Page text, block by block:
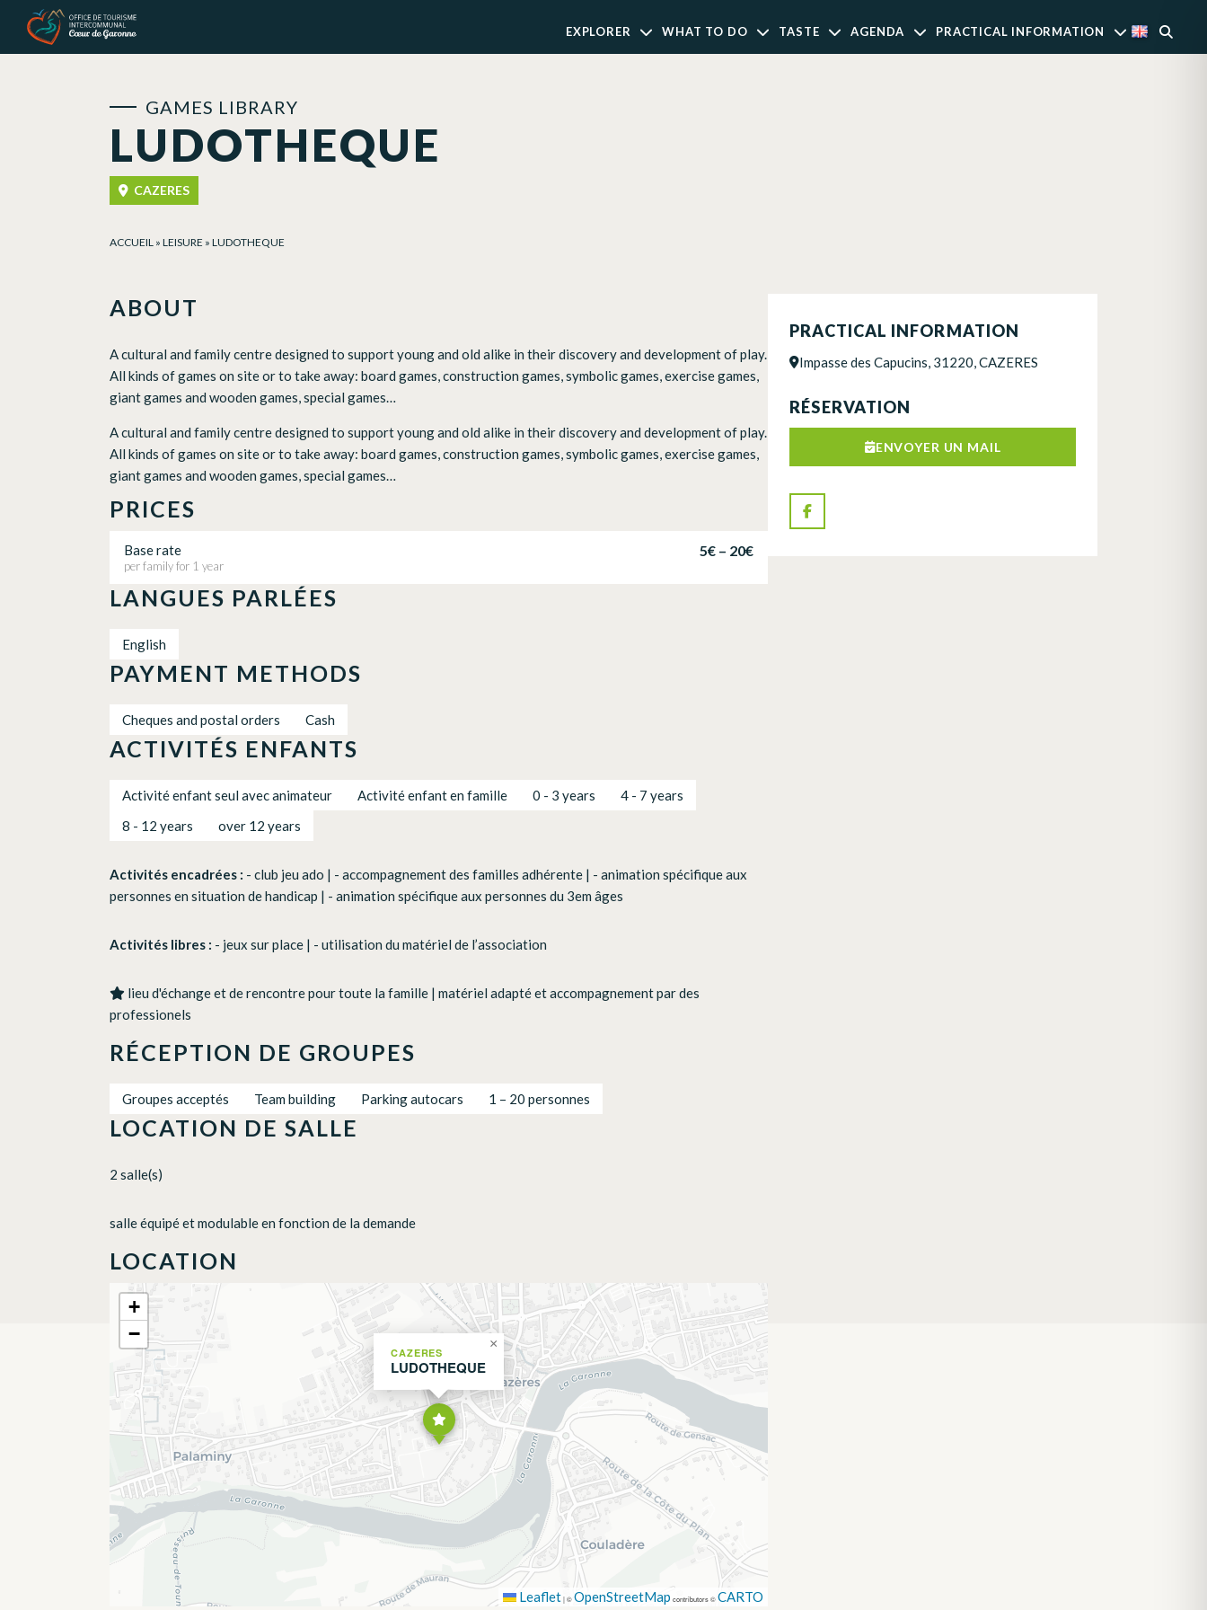
EXPLORER WHAT TO DO TASTE AGENDA PRACTICAL INFORMATION
LUDOTHEQUE
GAMES LIBRARY
CAZERES
ACCUEIL » LEISURE » LUDOTHEQUE
ABOUT
A cultural and family centre designed to support young and old alike in their discovery and development of play.
All kinds of games on site or to take away: board games, construction games, symbolic games, exercise games,
giant games and wooden games, special games…
A cultural and family centre designed to support young and old alike in their discovery and development of play.
All kinds of games on site or to take away: board games, construction games, symbolic games, exercise games,
giant games and wooden games, special games…
PRICES
Base rate 5€ – 20€
per family for 1 year
LANGUES PARLÉES
English
PAYMENT METHODS
Cheques and postal orders Cash
ACTIVITÉS ENFANTS
Activité enfant seul avec animateur Activité enfant en famille 0 - 3 years
4 - 7 years
8 - 12 years
over 12 years
Activités encadrées : - club jeu ado | - accompagnement des familles adhérente | - animation spécifique aux
personnes en situation de handicap | - animation spécifique aux personnes du 3em âges
Activités libres : - jeux sur place | - utilisation du matériel de l’association
lieu d'échange et de rencontre pour toute la famille | matériel adapté et accompagnement par des
professionels
RÉCEPTION DE GROUPES
Groupes acceptés Team building Parking autocars 1 – 20 personnes
LOCATION DE SALLE
2 salle(s)
salle équipé et modulable en fonction de la demande
LOCATION
CAZERES
LUDOTHEQUE
×
+
−
Leaflet |©OpenStreetMap contributors ©CARTO
PRACTICAL INFORMATION
Impasse des Capucins, 31220, CAZERES
RÉSERVATION
ENVOYER UN MAIL
Cookies management panel